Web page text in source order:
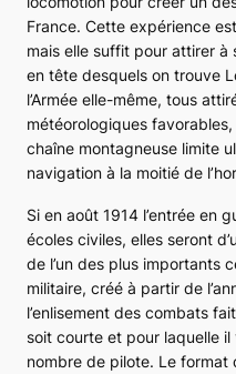
France. Cette expérience
mais elle suffit pour attirer à
en tête desquels on trouve
l’Armée elle-même, tous
météorologiques
chaîne montagneuse limite
navigation à la moitié de
Si en août 1914 l’entrée en
écoles civiles, elles seront
de l’un des plus importants
militaire, créé à partir de
l’enlisement des combats
soit courte et pour laquelle
nombre de pilote. Le format